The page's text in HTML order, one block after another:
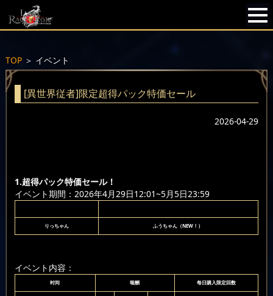
TOP＞ イベント
[異世界従者]限定超得パック特価セール
2026-04-29
1.超得パック特価セール！
イベント期間：2026年4月29日12:01~5月5日23:59
りっちゃん ふうちゃん（NEW！）
イベント内容：
时间 報酬 每日購入限定回数